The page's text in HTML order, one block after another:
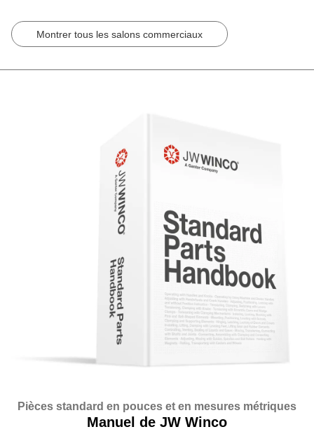
Montrer tous les salons commerciaux
Pièces standard en pouces et en mesures métriques
Manuel de JW Winco